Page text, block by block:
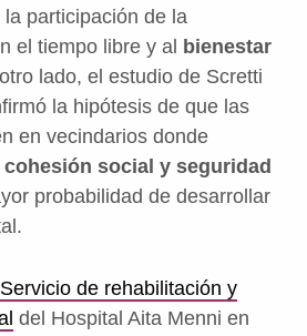
participación de la
el tiempo libre y al bienestar
lado, el estudio de Scretti
la hipótesis de que las
en vecindarios donde
cohesión social y seguridad
probabilidad de desarrollar
Servicio de rehabilitación y
del Hospital Aita Menni en